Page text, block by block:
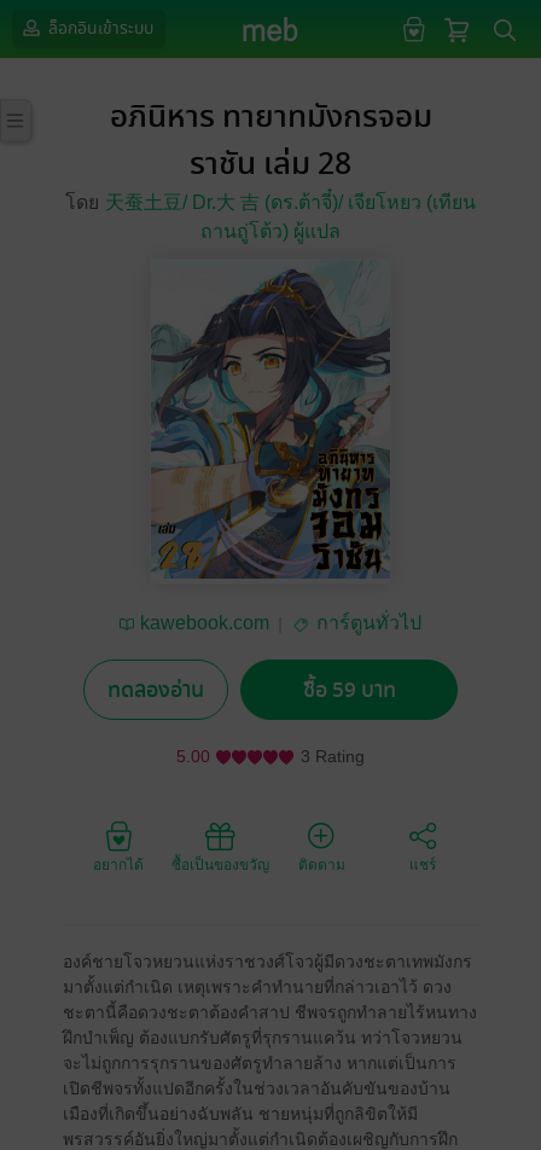
ล็อกอินเข้าระบบ
อภินิหาร ทายาทมังกรจอม
ราชัน เล่ม 28
โดย 天蚕土豆/ Dr.大 吉 (ดร.ต้าจี๋)/ เจียโหยว (เทียน
ถานถู่โต้ว) ผู้แปล
kawebook.com การ์ตูนทั่วไป
ทดลองอ่าน ซื้อ 59 บาท
5.00 3 Rating
อยากได้ ซื้อเป็นของขวัญ ติดตาม แชร์
องค์ชายโจวหยวนแห่งราชวงศ์โจวผู้มีดวงชะตาเทพมังกร
มาตั้งแต่กำเนิด เหตุเพราะคำทำนายที่กล่าวเอาไว้ ดวง
ชะตานี้คือดวงชะตาต้องคำสาป ชีพจรถูกทำลายไร้หนทาง
ฝึกบำเพ็ญ ต้องแบกรับศัตรูที่รุกรานแคว้น ทว่าโจวหยวน
จะไม่ถูกการรุกรานของศัตรูทำลายล้าง หากแต่เป็นการ
เปิดชีพจรทั้งแปดอีกครั้งในช่วงเวลาอันคับขันของบ้าน
เมืองที่เกิดขึ้นอย่างฉับพลัน ชายหนุ่มที่ถูกลิขิตให้มี
พรสวรรค์อันยิ่งใหญ่มาตั้งแต่กำเนิดต้องเผชิญกับการฝึก